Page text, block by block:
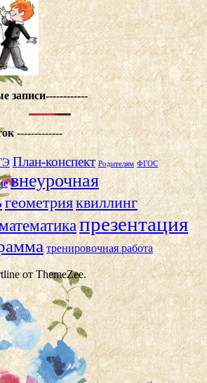
записи------------
-------------
План-конспект Родителям ФГОС
внеурочная
геометрияквиллинг
презентация
тренировочная работа
от ThemeZee.